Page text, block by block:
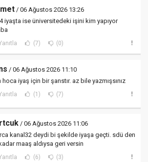
/ 06 Ağustos 2026 13:26
iyaşta ise üniversitedeki işini kim yapıyor
(7) (0)
/ 06 Ağustos 2026 11:10
hoca iyaş için bir şanstır. az bile yazmışsınız
(1) (7)
/ 06 Ağustos 2026 11:06
kanal32 deydi bi şekilde iyaşa geçti. sdü den
maaş aldıysa geri versin
(6) (3)